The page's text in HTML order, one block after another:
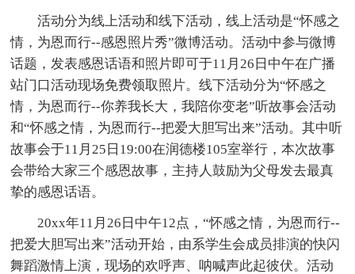
活动分为线上活动和线下活动，线上活动是“怀感之
情，为恩而行--感恩照片秀”微博活动。活动中参与微博
话题，发表感恩话语和照片即可于11月26日中午在广播
站门口活动现场免费领取照片。线下活动分为“怀感之
情，为恩而行--你养我长大，我陪你变老”听故事会活动
和“怀感之情，为恩而行--把爱大胆写出来”活动。其中听
故事会于11月25日19:00在润德楼105室举行，本次故事
会带给大家三个感恩故事，主持人鼓励为父母发去最真
挚的感恩话语。
20xx年11月26日中午12点，“怀感之情，为恩而行--
把爱大胆写出来”活动开始，由系学生会成员排演的快闪
舞蹈激情上演，现场的欢呼声、呐喊声此起彼伏。活动